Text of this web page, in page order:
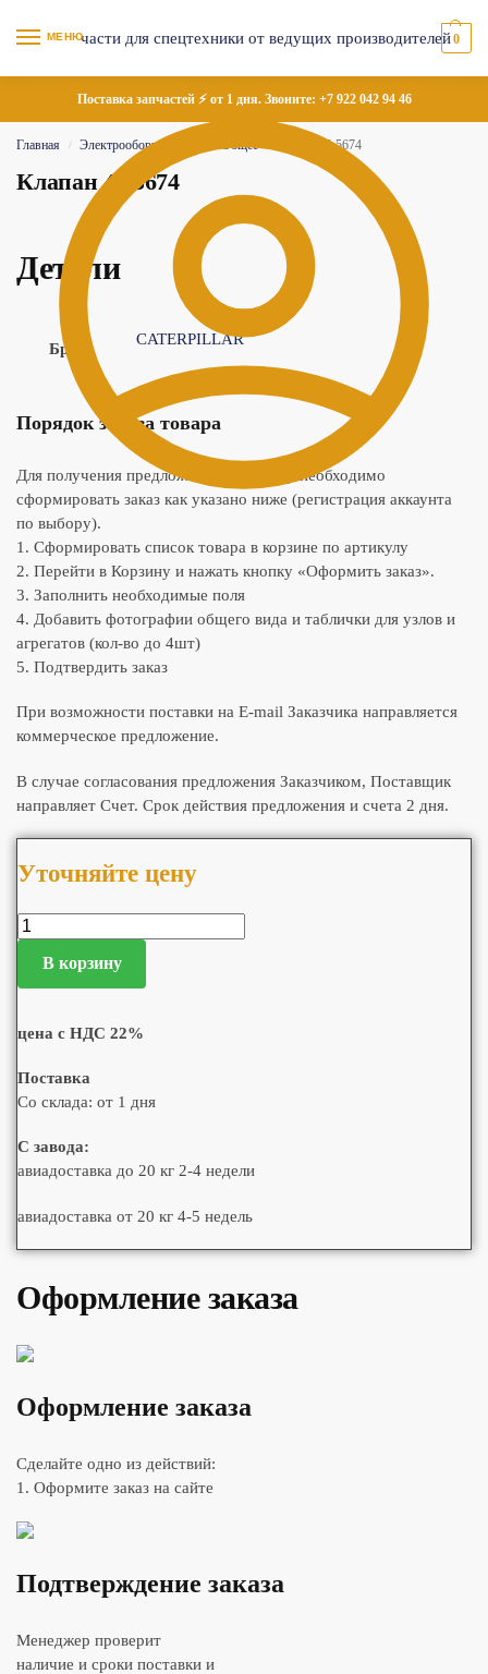
МЕНЮ 0
Поставка запчастей ⚡ от 1 дня. Звоните: +7 922 042 94 46
Главная / Электрооборудование Общее Клапан 4I-5674
Клапан 4I-5674
Детали
Бренд
CATERPILLAR
Порядок заказа товара
Для получения предложения по товару необходимо
сформировать заказ как указано ниже (регистрация аккаунта
по выбору).
1. Сформировать список товара в корзине по артикулу
2. Перейти в Корзину и нажать кнопку «Оформить заказ».
3. Заполнить необходимые поля
4. Добавить фотографии общего вида и таблички для узлов и
агрегатов (кол-во до 4шт)
5. Подтвердить заказ
При возможности поставки на E-mail Заказчика направляется
коммерческое предложение.
В случае согласования предложения Заказчиком, Поставщик
направляет Счет. Срок действия предложения и счета 2 дня.
Уточняйте цену
В корзину
цена с НДС 22%
Поставка
Со склада: от 1 дня
С завода:
авиадоставка до 20 кг 2-4 недели
авиадоставка от 20 кг 4-5 недель
Оформление заказа
Оформление заказа
Сделайте одно из действий:
1. Оформите заказ на сайте
Подтверждение заказа
Менеджер проверит
наличие и сроки поставки и